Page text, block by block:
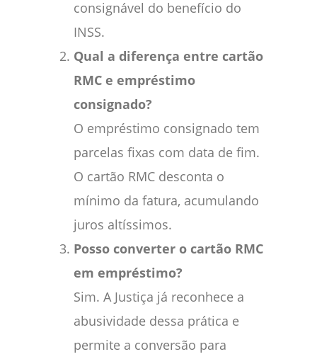
consignável do benefício do
INSS.
Qual a diferença entre cartão
RMC e empréstimo
consignado?
O empréstimo consignado tem
parcelas fixas com data de fim.
O cartão RMC desconta o
mínimo da fatura, acumulando
juros altíssimos.
Posso converter o cartão RMC
em empréstimo?
Sim. A Justiça já reconhece a
abusividade dessa prática e
permite a conversão para